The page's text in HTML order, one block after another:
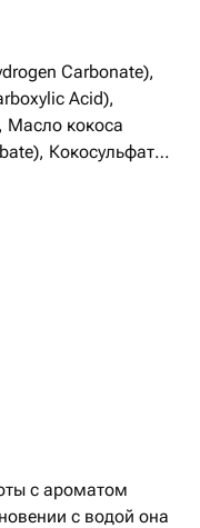
Carbonate),
Acid),
Масло кокоса
Кокосульфат
пигмент
(Dried Flowers),
с ароматом
с водой она